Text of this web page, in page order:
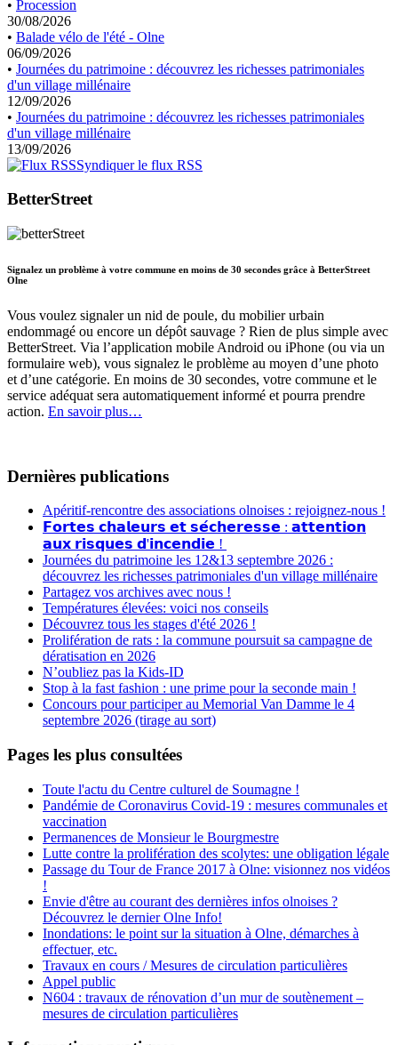
• Procession
30/08/2026
• Balade vélo de l'été - Olne
06/09/2026
• Journées du patrimoine : découvrez les richesses patrimoniales
d'un village millénaire
12/09/2026
• Journées du patrimoine : découvrez les richesses patrimoniales
d'un village millénaire
13/09/2026
Syndiquer le flux RSS
BetterStreet
Signalez un problème à votre commune en moins de 30 secondes grâce à BetterStreet
Olne
Vous voulez signaler un nid de poule, du mobilier urbain
endommagé ou encore un dépôt sauvage ? Rien de plus simple avec
BetterStreet. Via l’application mobile Android ou iPhone (ou via un
formulaire web), vous signalez le problème au moyen d’une photo
et d’une catégorie. En moins de 30 secondes, votre commune et le
service adéquat sera automatiquement informé et pourra prendre
action. En savoir plus…
Dernières publications
Apéritif-rencontre des associations olnoises : rejoignez-nous !
𝗙𝗼𝗿𝘁𝗲𝘀 𝗰𝗵𝗮𝗹𝗲𝘂𝗿𝘀 𝗲𝘁 𝘀𝗲́𝗰𝗵𝗲𝗿𝗲𝘀𝘀𝗲 : 𝗮𝘁𝘁𝗲𝗻𝘁𝗶𝗼𝗻
𝗮𝘂𝘅 𝗿𝗶𝘀𝗾𝘂𝗲𝘀 𝗱'𝗶𝗻𝗰𝗲𝗻𝗱𝗶𝗲 !
Journées du patrimoine les 12&13 septembre 2026 :
découvrez les richesses patrimoniales d'un village millénaire
Partagez vos archives avec nous !
Températures élevées: voici nos conseils
Découvrez tous les stages d'été 2026 !
Prolifération de rats : la commune poursuit sa campagne de
dératisation en 2026
N’oubliez pas la Kids-ID
Stop à la fast fashion : une prime pour la seconde main !
Concours pour participer au Memorial Van Damme le 4
septembre 2026 (tirage au sort)
Pages les plus consultées
Toute l'actu du Centre culturel de Soumagne !
Pandémie de Coronavirus Covid-19 : mesures communales et
vaccination
Permanences de Monsieur le Bourgmestre
Lutte contre la prolifération des scolytes: une obligation légale
Passage du Tour de France 2017 à Olne: visionnez nos vidéos
!
Envie d'être au courant des dernières infos olnoises ?
Découvrez le dernier Olne Info!
Inondations: le point sur la situation à Olne, démarches à
effectuer, etc.
Travaux en cours / Mesures de circulation particulières
Appel public
N604 : travaux de rénovation d’un mur de soutènement –
mesures de circulation particulières